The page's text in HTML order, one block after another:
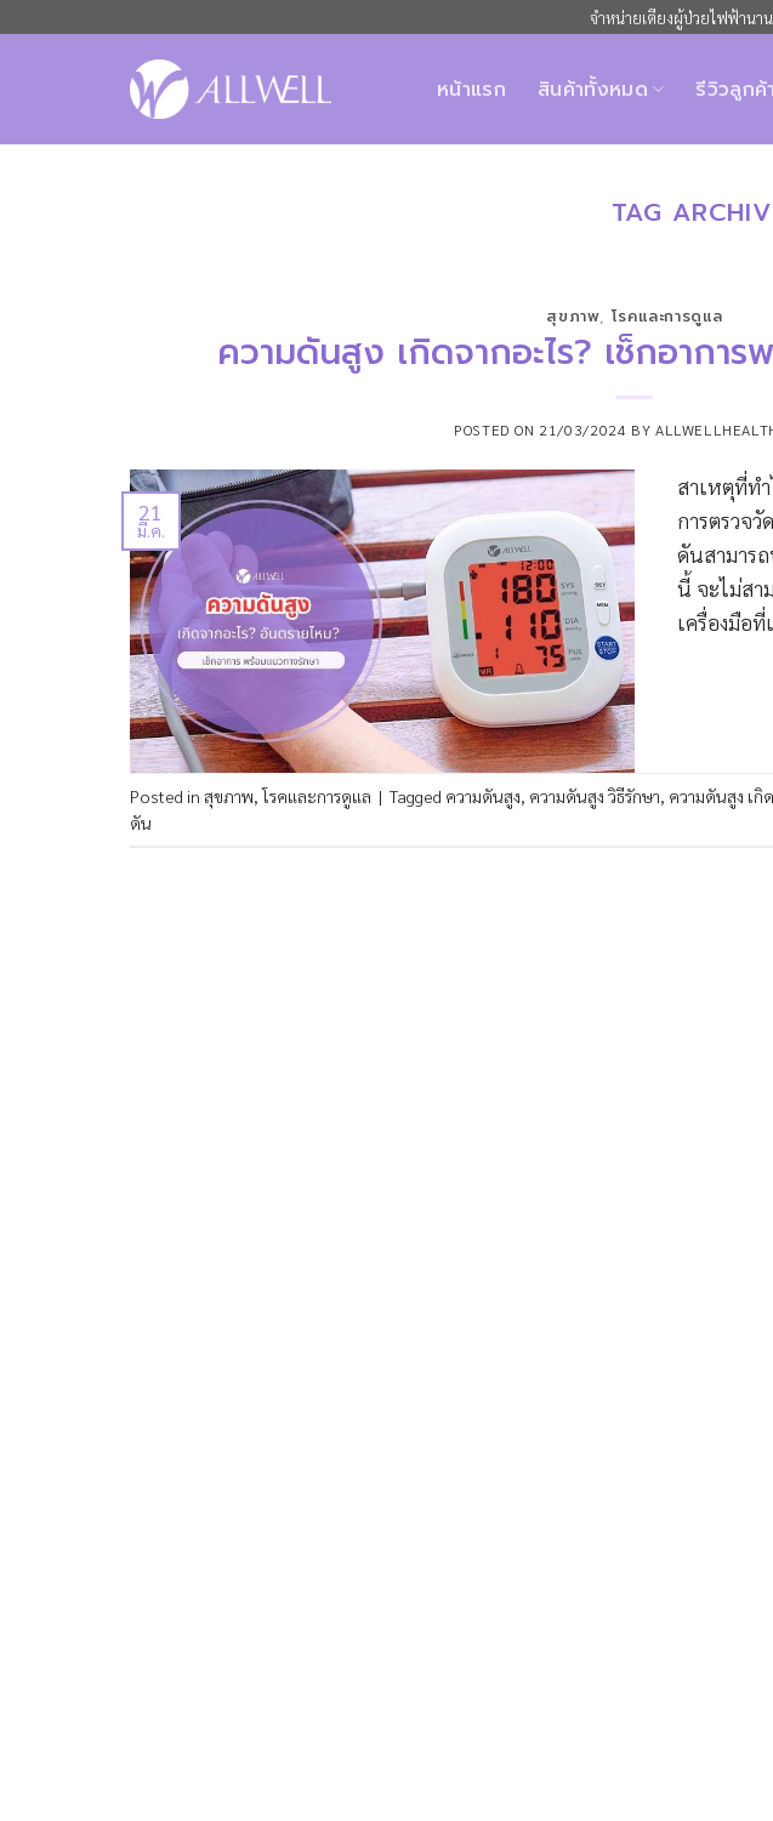
จำหน่ายเตียงผู้ป่วยไฟฟ้านาน
หน้าแรก สินค้าทั้งหมด รีวิวลูกค้า
TAG
สุขภาพ โรคและการดูแล
ความดันสูง เกิดจากอะไร? เช็กอากา
POSTED ON 21/03/2024 BY
21
มี.ค.
สาเหตุที่ท
การตรวจ
ดันสามาร
นี้ จะไม่สา
เครื่องมือที่
Posted in สุขภาพ,โรคและการดูแล | Tagged ความดันสูง, ความดันสูง วิธีรักษา, ความดันสูง เกิ
ดัน